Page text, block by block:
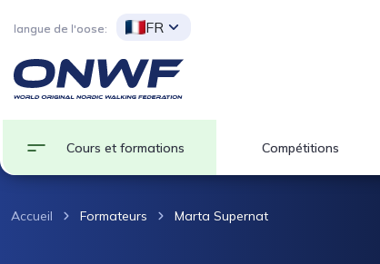
langue de l'oose: FR
Cours et formations Compétitions
Accueil Formateurs Marta Supernat